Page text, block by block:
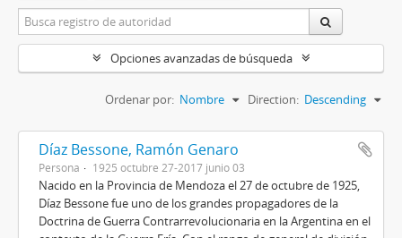
Opciones avanzadas de búsqueda
Ordenar por: Nombre Direction: Descending
Díaz Bessone, Ramón Genaro
Persona 1925 octubre 27-2017 junio 03
Nacido en la Provincia de Mendoza el 27 de octubre de 1925,
Díaz Bessone fue uno de los grandes propagadores de la
Doctrina de Guerra Contrarrevolucionaria en la Argentina en el